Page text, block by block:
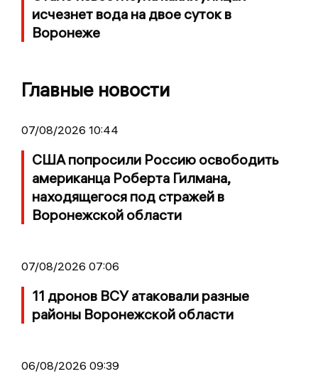
исчезнет вода на двое суток в
Воронеже
Главные новости
07/08/2026 10:44
США попросили Россию освободить
американца Роберта Гилмана,
находящегося под стражей в
Воронежской области
07/08/2026 07:06
11 дронов ВСУ атаковали разные
районы Воронежской области
06/08/2026 09:39